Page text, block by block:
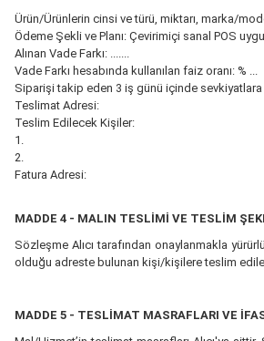
Ürün/Ürünlerin cinsi ve türü, miktarı, marka/
Ödeme Şekli ve Planı: Çevirimiçi sanal POS
Alınan Vade Farkı: .......
Vade Farkı hesabında kullanılan faiz oranı: % ...
Siparişi takip eden 3 iş günü içinde
Teslimat Adresi:
Teslim Edilecek Kişiler:
1.
2.
Fatura Adresi:
MADDE 4 - MALIN TESLİMİ VE TESLİM
Sözleşme Alıcı tarafından onaylanmakla
olduğu adreste bulunan kişi/kişilere teslim
MADDE 5 - TESLİMAT MASRAFLARI VE